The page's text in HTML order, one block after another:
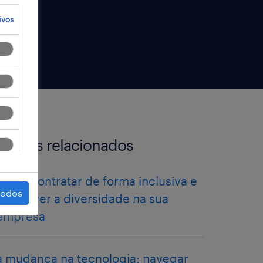
relacionados
contratar de forma inclusiva e
a diversidade na sua
mudança na tecnologia: navegar